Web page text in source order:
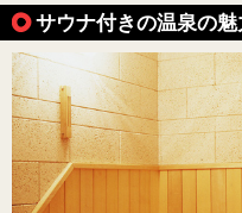
サウナ付きの温泉の魅